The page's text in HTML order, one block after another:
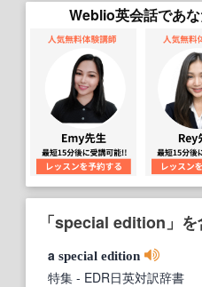
Weblio英会話であ
「special edition」
a special edition
特集 - EDR日英対訳辞書